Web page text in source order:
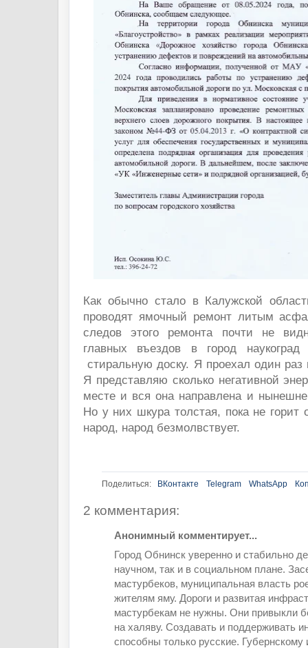
Как обычно стало в Калужской
проводят ямочный ремонт литым
следов этого ремонта почти не
главных въездов в город наукоград
стиральную доску. Я проехал один раз
Я представляю сколько негативной
месте и вся она направлена и
Но у них шкура толстая, пока не горит
народ, народ безмолвствует.
Поделиться: ВКонтакте Telegram WhatsApp
2 комментария:
Анонимный комментирует...
Город Обнинск уверенно и стабильно
научном, так и в социальном плане.
мастурбеков, муниципальная власть
жителям яму. Дороги и развитая
мастурбекам не нужны. Они привыкли
на халяву. Создавать и поддерживать
способны только русские.